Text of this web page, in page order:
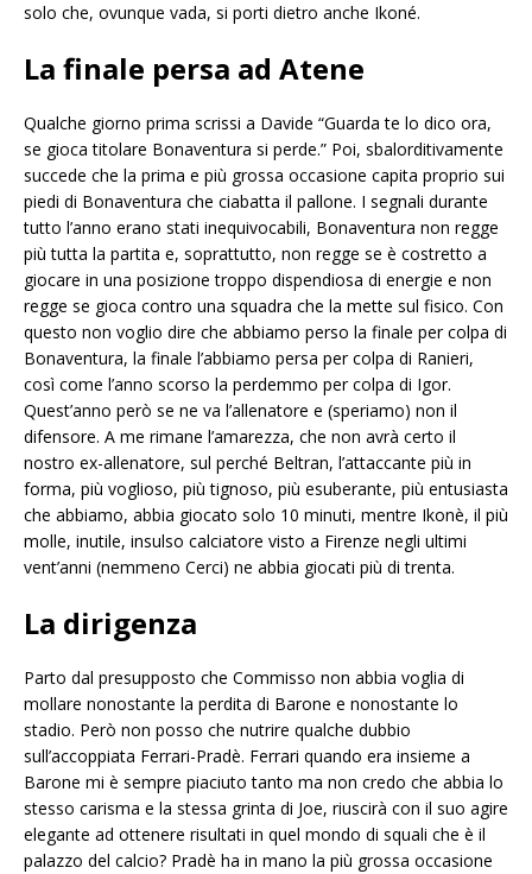
solo che, ovunque vada, si porti dietro anche Ikoné.
La finale persa ad Atene
Qualche giorno prima scrissi a Davide “Guarda te lo dico ora,
se gioca titolare Bonaventura si perde.” Poi, sbalorditivamente
succede che la prima e più grossa occasione capita proprio sui
piedi di Bonaventura che ciabatta il pallone. I segnali durante
tutto l’anno erano stati inequivocabili, Bonaventura non regge
più tutta la partita e, soprattutto, non regge se è costretto a
giocare in una posizione troppo dispendiosa di energie e non
regge se gioca contro una squadra che la mette sul fisico. Con
questo non voglio dire che abbiamo perso la finale per colpa di
Bonaventura, la finale l’abbiamo persa per colpa di Ranieri,
così come l’anno scorso la perdemmo per colpa di Igor.
Quest’anno però se ne va l’allenatore e (speriamo) non il
difensore. A me rimane l’amarezza, che non avrà certo il
nostro ex-allenatore, sul perché Beltran, l’attaccante più in
forma, più voglioso, più tignoso, più esuberante, più entusiasta
che abbiamo, abbia giocato solo 10 minuti, mentre Ikonè, il più
molle, inutile, insulso calciatore visto a Firenze negli ultimi
vent’anni (nemmeno Cerci) ne abbia giocati più di trenta.
La dirigenza
Parto dal presupposto che Commisso non abbia voglia di
mollare nonostante la perdita di Barone e nonostante lo
stadio. Però non posso che nutrire qualche dubbio
sull’accoppiata Ferrari-Pradè. Ferrari quando era insieme a
Barone mi è sempre piaciuto tanto ma non credo che abbia lo
stesso carisma e la stessa grinta di Joe, riuscirà con il suo agire
elegante ad ottenere risultati in quel mondo di squali che è il
palazzo del calcio? Pradè ha in mano la più grossa occasione